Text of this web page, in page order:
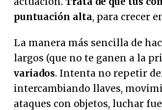
puntuación alta, para crecer
La manera más sencilla de
largos (que no te ganen a la
variados. Intenta no repetir
intercambiando llaves,
ataques con objetos, luchar